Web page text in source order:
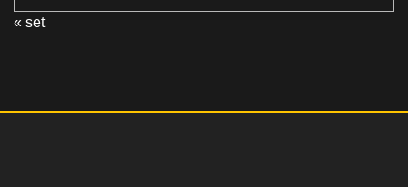
« set